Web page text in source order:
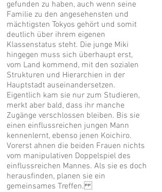
gefunden zu haben, auch wenn seine
Familie zu den angesehensten und
mächtigsten Tokyos gehört und somit
deutlich über ihrem eigenen
Klassenstatus steht. Die junge Miki
hingegen muss sich überhaupt erst,
vom Land kommend, mit den sozialen
Strukturen und Hierarchien in der
Hauptstadt auseinandersetzen.
Eigentlich kam sie nur zum Studieren,
merkt aber bald, dass ihr manche
Zugänge verschlossen bleiben. Bis sie
einen einflussreichen jungen Mann
kennenlernt, ebenso jenen Koichiro.
Vorerst ahnen die beiden Frauen nichts
vom manipulativen Doppelspiel des
einflussreichen Mannes. Als sie es doch
herausfinden, planen sie ein
gemeinsames Treffen.